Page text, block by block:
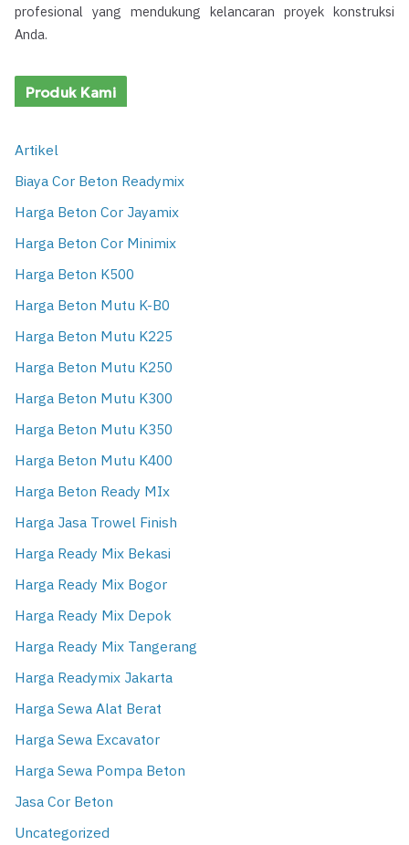
profesional yang mendukung kelancaran proyek konstruksi
Anda.
Produk Kami
Artikel
Biaya Cor Beton Readymix
Harga Beton Cor Jayamix
Harga Beton Cor Minimix
Harga Beton K500
Harga Beton Mutu K-B0
Harga Beton Mutu K225
Harga Beton Mutu K250
Harga Beton Mutu K300
Harga Beton Mutu K350
Harga Beton Mutu K400
Harga Beton Ready MIx
Harga Jasa Trowel Finish
Harga Ready Mix Bekasi
Harga Ready Mix Bogor
Harga Ready Mix Depok
Harga Ready Mix Tangerang
Harga Readymix Jakarta
Harga Sewa Alat Berat
Harga Sewa Excavator
Harga Sewa Pompa Beton
Jasa Cor Beton
Uncategorized